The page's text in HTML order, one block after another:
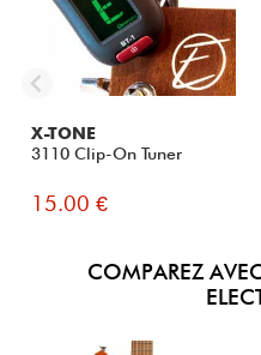
X-TONE
3110 Clip-On Tuner
15.00 €
COMPAREZ